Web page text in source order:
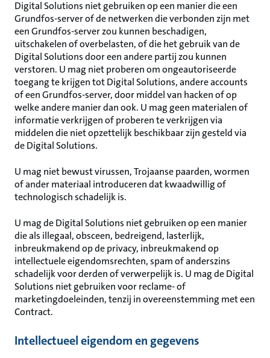
Digital Solutions niet gebruiken op een manier die een
Grundfos-server of de netwerken die verbonden zijn met
een Grundfos-server zou kunnen beschadigen,
uitschakelen of overbelasten, of die het gebruik van de
Digital Solutions door een andere partij zou kunnen
verstoren. U mag niet proberen om ongeautoriseerde
toegang te krijgen tot Digital Solutions, andere accounts
of een Grundfos-server, door middel van hacken of op
welke andere manier dan ook. U mag geen materialen of
informatie verkrijgen of proberen te verkrijgen via
middelen die niet opzettelijk beschikbaar zijn gesteld via
de Digital Solutions.
U mag niet bewust virussen, Trojaanse paarden, wormen
of ander materiaal introduceren dat kwaadwillig of
technologisch schadelijk is.
U mag de Digital Solutions niet gebruiken op een manier
die als illegaal, obsceen, bedreigend, lasterlijk,
inbreukmakend op de privacy, inbreukmakend op
intellectuele eigendomsrechten, spam of anderszins
schadelijk voor derden of verwerpelijk is. U mag de Digital
Solutions niet gebruiken voor reclame- of
marketingdoeleinden, tenzij in overeenstemming met een
Contract.
Intellectueel eigendom en gegevens